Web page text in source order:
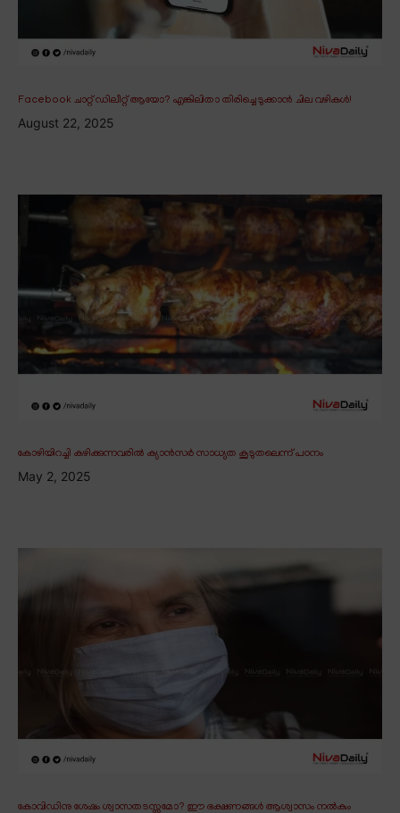
Facebook ചാറ്റ് ഡിലീറ്റ് ആയോ? എങ്കിലിതാ തിരിച്ചെടുക്കാൻ ചില വഴികൾ!
August 22, 2025
കോഴിയിറച്ചി കഴിക്കുന്നവരിൽ ക്യാൻസർ സാധ്യത കൂടുതലെന്ന് പഠനം
May 2, 2025
കോവിഡിനു ശേഷം ശ്വാസതടസ്സമോ? ഈ ഭക്ഷണങ്ങൾ ആശ്വാസം നൽകും